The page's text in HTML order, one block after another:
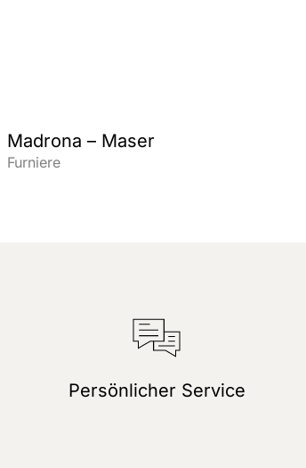
Madrona – Maser
Furniere
Persönlicher Service